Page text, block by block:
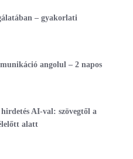
– gyakorlati
angolul – 2 napos
AI-val: szövegtől a
alatt